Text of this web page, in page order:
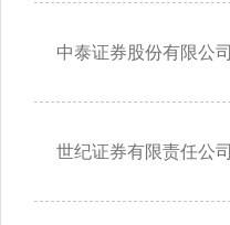
中泰证券股份有限公司
世纪证券有限责任公司